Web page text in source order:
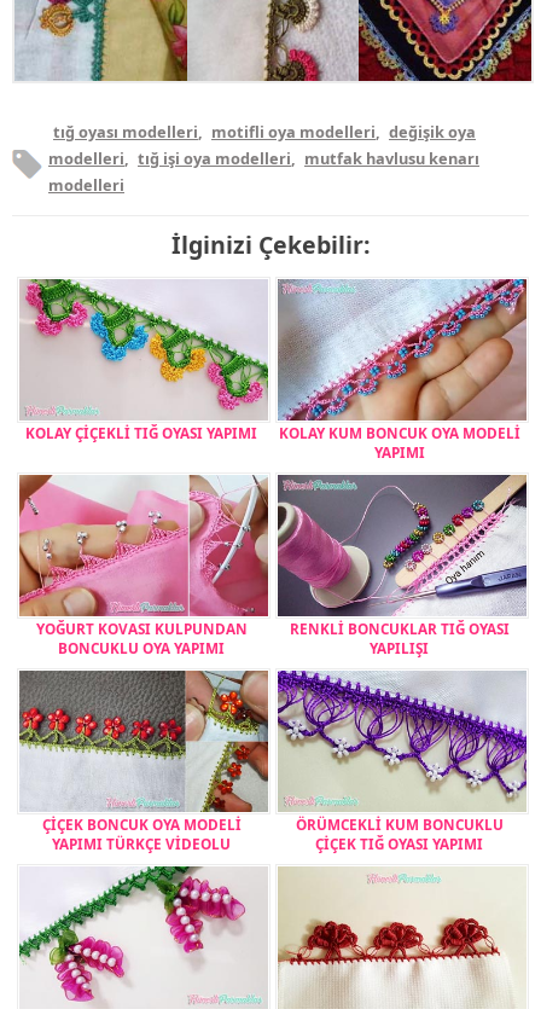
tığ oyası modelleri, motifli oya modelleri, değişik oya
modelleri, tığ işi oya modelleri, mutfak havlusu kenarı
modelleri
İlginizi Çekebilir:
KOLAY ÇİÇEKLİ TIĞ OYASI YAPIMI
KOLAY KUM BONCUK OYA MODELİ
YAPIMI
YOĞURT KOVASI KULPUNDAN
BONCUKLU OYA YAPIMI
RENKLİ BONCUKLAR TIĞ OYASI
YAPILIŞI
ÇİÇEK BONCUK OYA MODELİ
YAPIMI TÜRKÇE VİDEOLU
ÖRÜMCEKLİ KUM BONCUKLU
ÇİÇEK TIĞ OYASI YAPIMI